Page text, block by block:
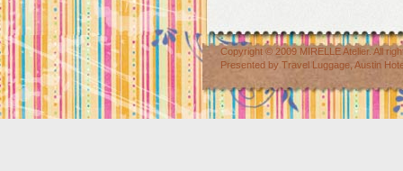
Copyright © 2009 MIRELLE Atelier. All
Presented by Travel Luggage Austin